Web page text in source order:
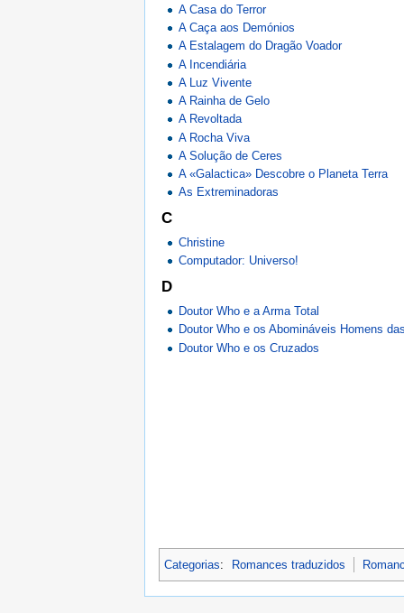
A Casa do Terror
A Caça aos Demónios
A Estalagem do Dragão Voador
A Incendiária
A Luz Vivente
A Rainha de Gelo
A Revoltada
A Rocha Viva
A Solução de Ceres
A «Galactica» Descobre o Planeta Terra
As Extreminadoras
C
Christine
Computador: Universo!
D
Doutor Who e a Arma Total
Doutor Who e os Abomináveis Homens
Doutor Who e os Cruzados
Categorias: Romances traduzidos